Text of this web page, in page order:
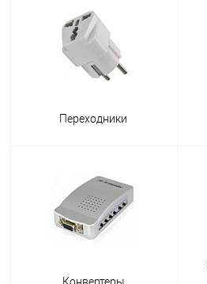
Переходники